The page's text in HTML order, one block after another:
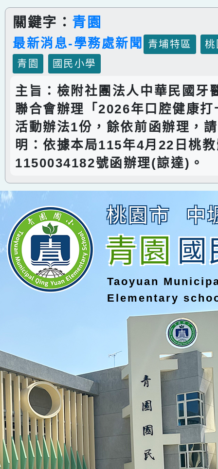
關鍵字： 青園
最新消息-學務處新聞 青埔特區
青園
國民小學
主旨：檢附社團法人中華民國牙
聯合會辦理「2026年口腔健康打
活動辦法1份，餘依前函辦理，
明：依據本局115年4月22日桃
1150034182號函辦理(諒達)。
桃園市 中
青園國
Taoyuan
Elementary